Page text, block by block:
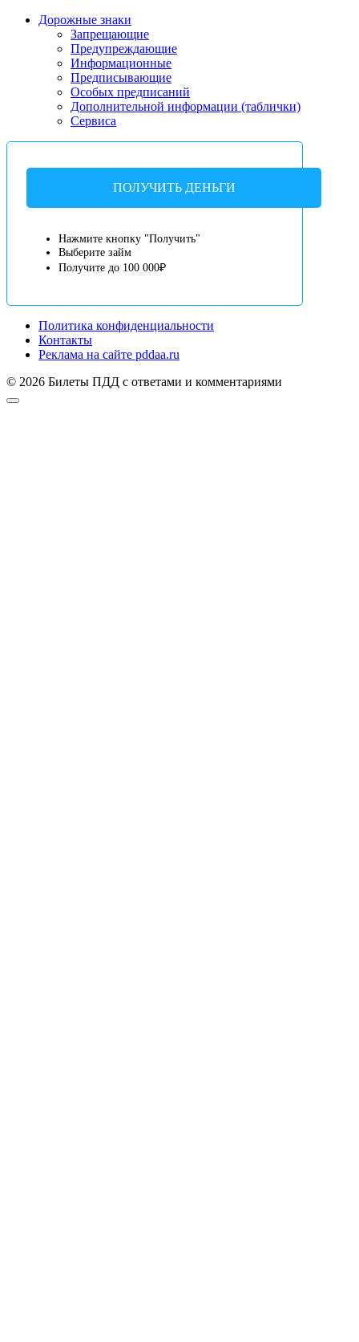
Дорожные знаки
Запрещающие
Предупреждающие
Информационные
Предписывающие
Особых предписаний
Дополнительной информации (таблички)
Сервиса
ПОЛУЧИТЬ ДЕНЬГИ
Нажмите кнопку "Получить"
Выберите займ
Получите до 100 000₽
Политика конфиденциальности
Контакты
Реклама на сайте pddaa.ru
© 2026 Билеты ПДД с ответами и комментариями